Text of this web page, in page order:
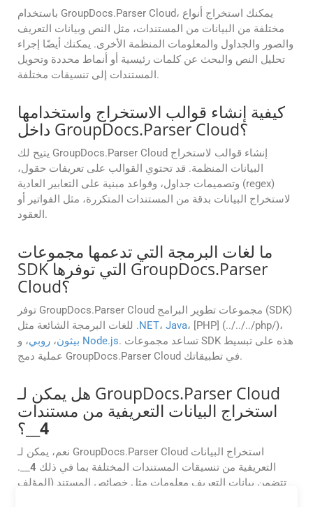
باستخدام GroupDocs.Parser Cloud، يمكنك استخراج أنواع
مختلفة من البيانات من المستندات، مثل النص وبيانات التعريف
والصور والجداول والمعلومات المنظمة الأخرى. يمكنك أيضًا إجراء
تحليل النص والبحث عن كلمات رئيسية أو أنماط محددة وتحويل
المستندات إلى تنسيقات مختلفة.
كيفية إنشاء قوالب الاستخراج واستخدامها
داخل GroupDocs.Parser Cloud؟
يتيح لك GroupDocs.Parser Cloud إنشاء قوالب لاستخراج
البيانات المنظمة. قد تحتوي القوالب على تعريفات حقول،
وتصميمات جداول، وقواعد مبنية على التعابير العادية (regex)
لاستخراج البيانات بدقة من المستندات المتكررة، مثل الفواتير أو
العقود.
ما لغات البرمجة التي تدعمها مجموعات
SDK التي توفرها GroupDocs.Parser
Cloud؟
توفر GroupDocs.Parser Cloud مجموعات تطوير البرامج (SDK)
.NET، Java، [PHP] (../../../php/)،
بيثون، روبي Node.js. تساعد مجموعات SDK هذه على تبسيط
عملية دمج GroupDocs.Parser Cloud في تطبيقاتك.
هل يمكن لـ GroupDocs.Parser Cloud
استخراج البيانات التعريفية من مستندات
4 __؟
نعم، يمكن لـ GroupDocs.Parser Cloud استخراج البيانات
التعريفية من تنسيقات المستندات المختلفة بما في ذلك 4
__.
تتضمن بيانات التعريف معلومات مثل خصائص المستند (المؤلف